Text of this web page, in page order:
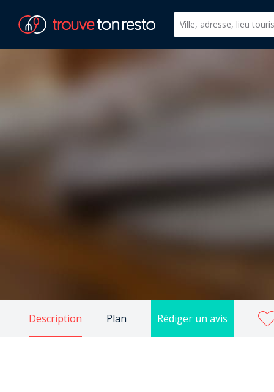
Description Plan Rédiger un avis